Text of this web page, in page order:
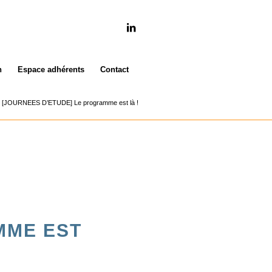
Espace adhérents Contact
[JOURNEES D’ETUDE] Le programme est là !
EST